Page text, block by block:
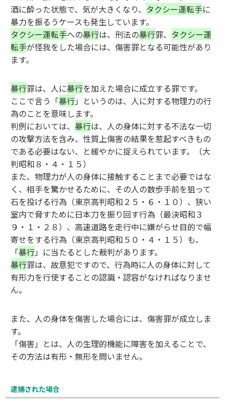
酒に酔った状態で、気が大きくなり、 タクシー運転手に
暴力を振るうケースも発生しています。
タクシー運転手への暴行は、刑法の暴行罪、 タクシー運
転手が怪我をした場合には、傷害罪となる可能性があり
ます。
暴行罪は、人に暴行を加えた場合に成立する罪です。
ここで言う「暴行」というのは、人に対する物理力の行
為のことを意味します。
判例においては、 暴行は、人の身体に対する不法な一切
の攻撃方法を含み、性質上傷害の結果を惹起すべきもの
である必要はない、と緩やかに捉えられています。（大
判昭和８・４・１５）
また、物理力が人の身体に接触することまで必要ではな
く、相手を驚かせるために、その人の数歩手前を狙って
石を投げる行為（東京高判昭和２５・６・１０）、狭い
室内で脅すために日本刀を振り回す行為（最決昭和３
９・１・２８）、高速道路を走行中に嫌がらせ目的で幅
寄せをする行為（東京高判昭和５０・４・１５）も、
「暴行」に当たるとした裁判があります。
暴行罪は、故意犯ですので、行為時に人の身体に対して
有形力を行使することの認識・認容がなければなりませ
ん。
また、人の身体を傷害した場合には、傷害罪が成立しま
す。
「傷害」とは、人の生理的機能に障害を加えることで、
その方法は有形・無形を問いません。
逮捕された場合